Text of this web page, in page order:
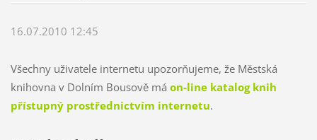
16.07.2010 12:45
Všechny uživatele internetu upozorňujeme, že Městská
knihovna v Dolním Bousově má on-line katalog knih
přístupný prostřednictvím internetu.